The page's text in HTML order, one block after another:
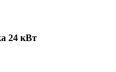
24 кВт